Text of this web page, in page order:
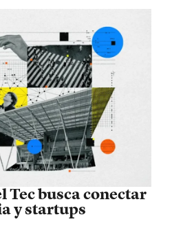
Tec busca conectar
y startups